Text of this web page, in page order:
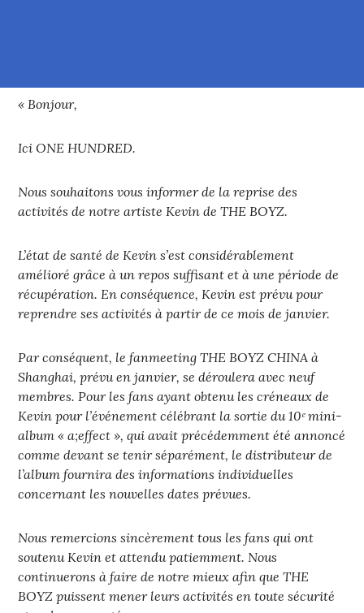
« Bonjour,
Ici ONE HUNDRED.
Nous souhaitons vous informer de la reprise des
activités de notre artiste Kevin de THE BOYZ.
L’état de santé de Kevin s’est considérablement
amélioré grâce à un repos suffisant et à une période de
récupération. En conséquence, Kevin est prévu pour
reprendre ses activités à partir de ce mois de janvier.
Par conséquent, le fanmeeting THE BOYZ CHINA à
Shanghai, prévu en janvier, se déroulera avec neuf
membres. Pour les fans ayant obtenu les créneaux de
Kevin pour l’événement célébrant la sortie du 10ᵉ mini-
album « a;effect », qui avait précédemment été annoncé
comme devant se tenir séparément, le distributeur de
l’album fournira des informations individuelles
concernant les nouvelles dates prévues.
Nous remercions sincèrement tous les fans qui ont
soutenu Kevin et attendu patiemment. Nous
continuerons à faire de notre mieux afin que THE
BOYZ puissent mener leurs activités en toute sécurité